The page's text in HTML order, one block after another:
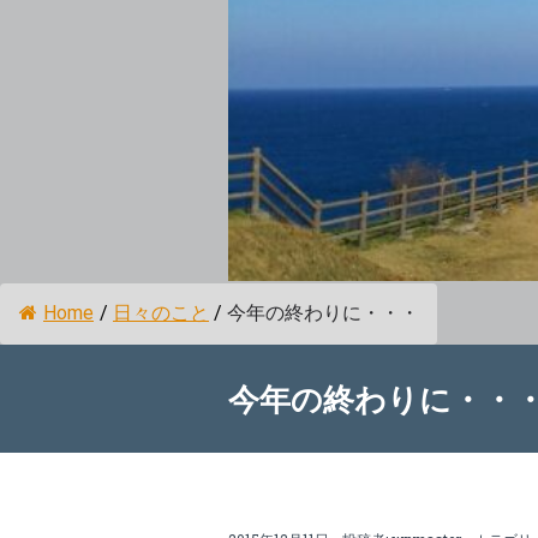
Home / 日々のこと / 今年の終わりに・・・
今年の終わりに・・